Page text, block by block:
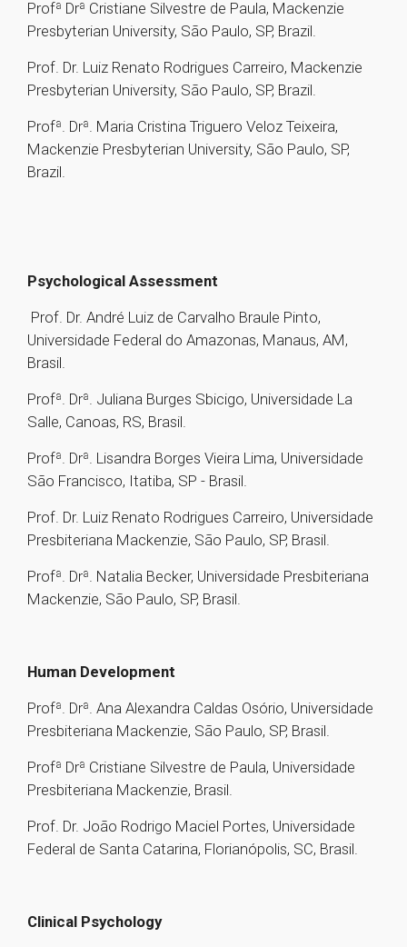
Profª Drª Cristiane Silvestre de Paula, Mackenzie
Presbyterian University, São Paulo, SP, Brazil.
Prof. Dr. Luiz Renato Rodrigues Carreiro, Mackenzie
Presbyterian University, São Paulo, SP, Brazil.
Profª. Drª. Maria Cristina Triguero Veloz Teixeira,
Mackenzie Presbyterian University, São Paulo, SP,
Brazil.
Psychological Assessment
Prof. Dr. André Luiz de Carvalho Braule Pinto,
Universidade Federal do Amazonas, Manaus, AM,
Brasil.
Profª. Drª. Juliana Burges Sbicigo, Universidade La
Salle, Canoas, RS, Brasil.
Profª. Drª. Lisandra Borges Vieira Lima, Universidade
São Francisco, Itatiba, SP - Brasil.
Prof. Dr. Luiz Renato Rodrigues Carreiro, Universidade
Presbiteriana Mackenzie, São Paulo, SP, Brasil.
Profª. Drª. Natalia Becker, Universidade Presbiteriana
Mackenzie, São Paulo, SP, Brasil.
Human Development
Profª. Drª. Ana Alexandra Caldas Osório, Universidade
Presbiteriana Mackenzie, São Paulo, SP, Brasil.
Profª Drª Cristiane Silvestre de Paula, Universidade
Presbiteriana Mackenzie, Brasil.
Prof. Dr. João Rodrigo Maciel Portes, Universidade
Federal de Santa Catarina, Florianópolis, SC, Brasil.
Clinical Psychology